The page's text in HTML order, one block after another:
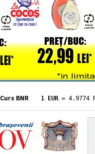
Curs BNR 1 EUR = 4.9774
= 5.8304
1 XAU= 464.4611
1 AED= 1.1933
1 AUD= 2.7957
1 BGN= 2.5449